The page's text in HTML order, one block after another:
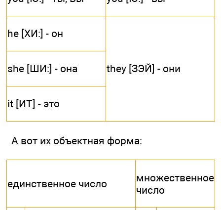
he [ХИ:] - он
they [ЗЭЙ] - они
she [ШИ:] - она
it [ИТ] - это
А вот их объектная форма:
единственное число
множественное
число